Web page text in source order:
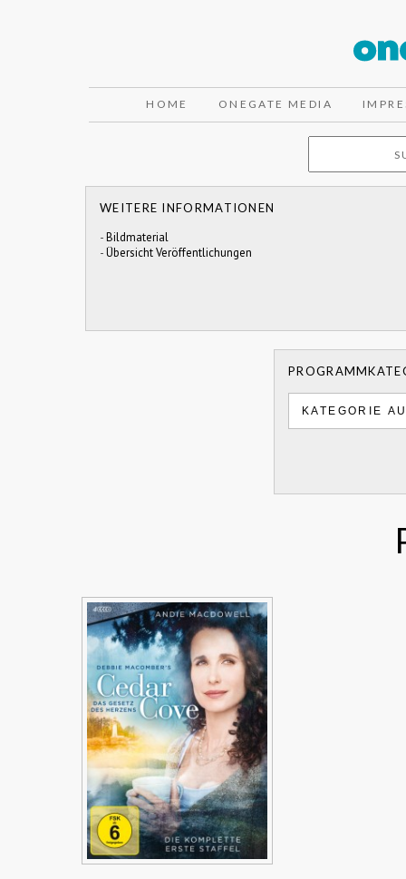
HOME ONEGATE MEDIA
WEITERE INFORMATIONEN
-Bildmaterial
-Übersicht Veröffentlichungen